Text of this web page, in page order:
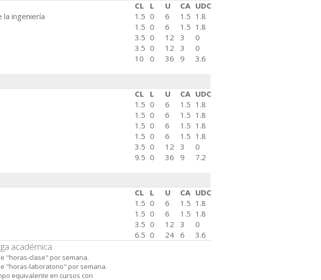
CL L U CA UDC
la ingeniería 1.5 0 6 1.5 1.8
1.5 0 6 1.5 1.8
3.5 0 12 3
0
3.5 0 12 3
0
10
0 36 9 3.6
CL L U CA UDC
1.5 0 6 1.5 1.8
1.5 0 6 1.5 1.8
1.5 0 6 1.5 1.8
1.5 0 6 1.5 1.8
3.5 0 12 3
0
9.5 0 36 9 7.2
CL L U CA UDC
1.5 0 6 1.5 1.8
1.5 0 6 1.5 1.8
3.5 0 12 3
0
6.5 0 24 6 3.6
académica
"horas-clase" por semana.
"horas-laboratorio" por semana.
equivalente en cursos con